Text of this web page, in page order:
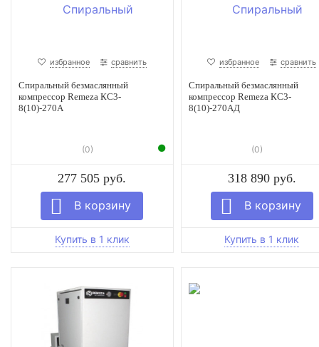
избранное сравнить
Спиральный безмаслянный
компрессор Remeza КС3-
8(10)-270А
(0)
277 505 руб.
избранное сравнить
Спиральный безмаслянный
компрессор Remeza КС3-
8(10)-270АД
(0)
318 890 руб.